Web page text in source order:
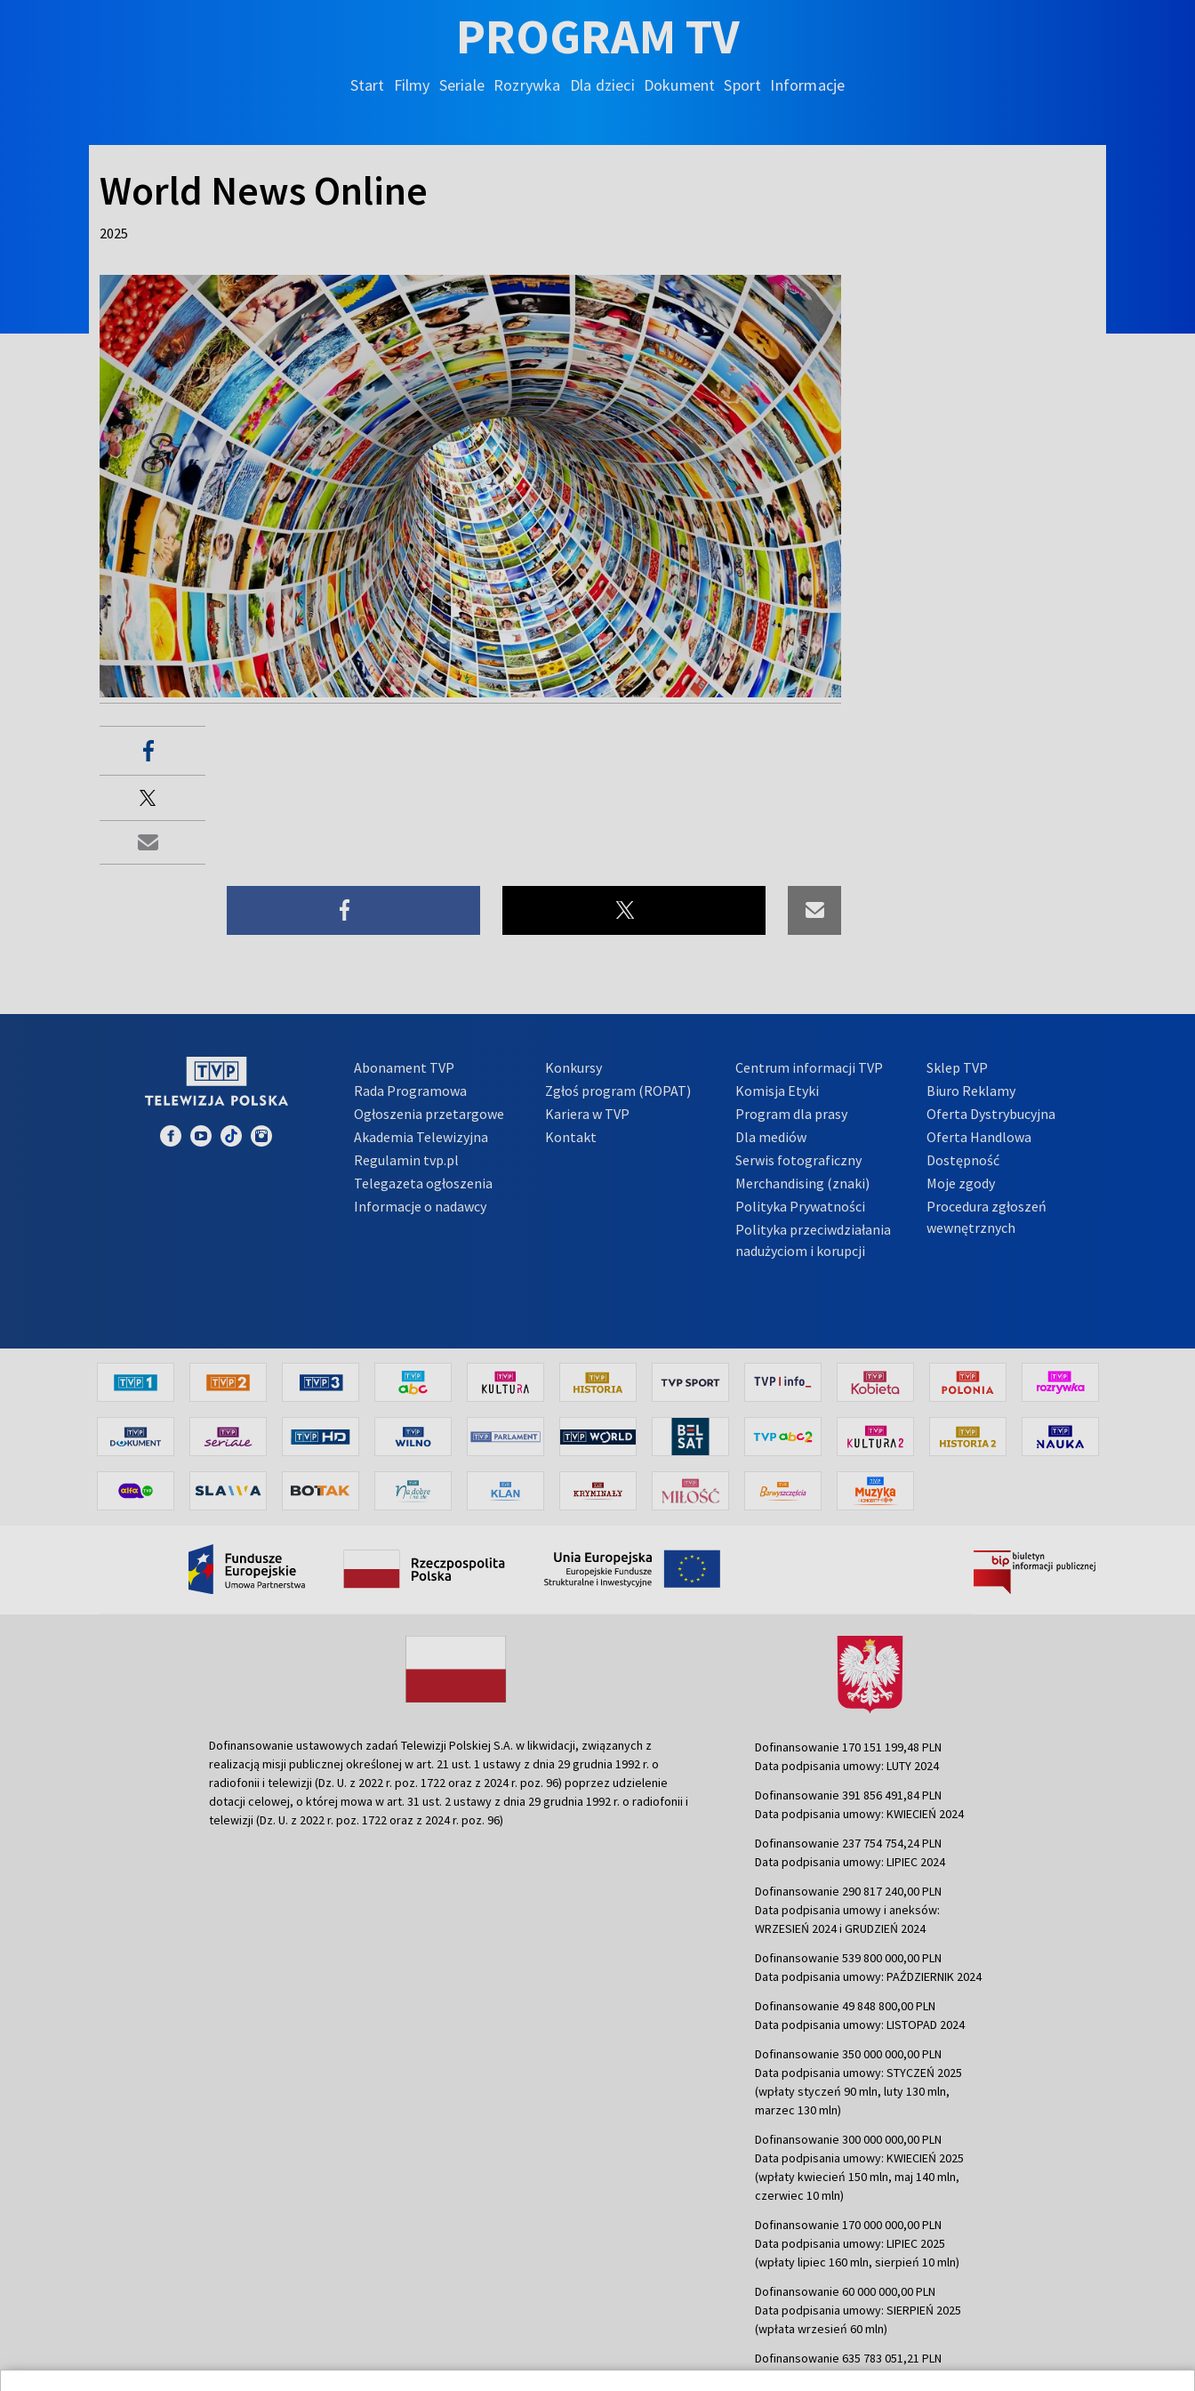
PROGRAM TV
Start Filmy Seriale Rozrywka Dla dzieci Dokument Sport Informacje
World News Online
2025
Abonament TVP
Rada Programowa
Ogłoszenia przetargowe
Akademia Telewizyjna
Regulamin tvp.pl
Telegazeta ogłoszenia
Informacje o nadawcy
Konkursy
Zgłoś program (ROPAT)
Kariera w TVP
Kontakt
Centrum informacji TVP
Komisja Etyki
Program dla prasy
Dla mediów
Serwis fotograficzny
Merchandising (znaki)
Polityka Prywatności
Polityka przeciwdziałania
nadużyciom i korupcji
Sklep TVP
Biuro Reklamy
Oferta Dystrybucyjna
Oferta Handlowa
Dostępność
Moje zgody
Procedura zgłoszeń
wewnętrznych
Dofinansowanie ustawowych zadań Telewizji Polskiej S.A. w likwidacji, związanych z
realizacją misji publicznej określonej w art. 21 ust. 1 ustawy z dnia 29 grudnia 1992 r. o
radiofonii i telewizji (Dz. U. z 2022 r. poz. 1722 oraz z 2024 r. poz. 96) poprzez udzielenie
dotacji celowej, o której mowa w art. 31 ust. 2 ustawy z dnia 29 grudnia 1992 r. o radiofonii i
telewizji (Dz. U. z 2022 r. poz. 1722 oraz z 2024 r. poz. 96)
Dofinansowanie 170 151 199,48 PLN
Data podpisania umowy: LUTY 2024
Dofinansowanie 391 856 491,84 PLN
Data podpisania umowy: KWIECIEŃ 2024
Dofinansowanie 237 754 754,24 PLN
Data podpisania umowy: LIPIEC 2024
Dofinansowanie 290 817 240,00 PLN
Data podpisania umowy i aneksów:
WRZESIEŃ 2024 i GRUDZIEŃ 2024
Dofinansowanie 539 800 000,00 PLN
Data podpisania umowy: PAŹDZIERNIK 2024
Dofinansowanie 49 848 800,00 PLN
Data podpisania umowy: LISTOPAD 2024
Dofinansowanie 350 000 000,00 PLN
Data podpisania umowy: STYCZEŃ 2025
(wpłaty styczeń 90 mln, luty 130 mln,
marzec 130 mln)
Dofinansowanie 300 000 000,00 PLN
Data podpisania umowy: KWIECIEŃ 2025
(wpłaty kwiecień 150 mln, maj 140 mln,
czerwiec 10 mln)
Dofinansowanie 170 000 000,00 PLN
Data podpisania umowy: LIPIEC 2025
(wpłaty lipiec 160 mln, sierpień 10 mln)
Dofinansowanie 60 000 000,00 PLN
Data podpisania umowy: SIERPIEŃ 2025
(wpłata wrzesień 60 mln)
Dofinansowanie 635 783 051,21 PLN